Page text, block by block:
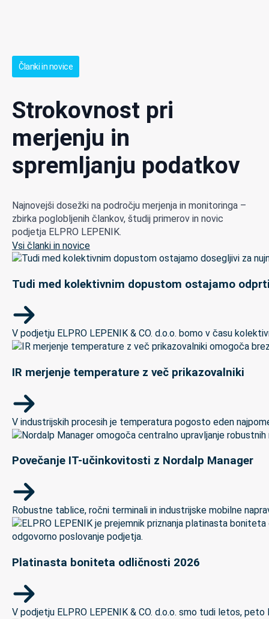
Članki in novice
Strokovnost pri
merjenju in
spremljanju podatkov
Najnovejši dosežki na področju merjenja in monitoringa –
zbirka poglobljenih člankov, študij primerov in novic
podjetja ELPRO LEPENIK.
Vsi članki in novice
Tudi med kolektivnim dopustom ostajamo
V podjetju ELPRO LEPENIK & CO. d.o.o. bomo v času
IR merjenje temperature z več prikazovalniki
V industrijskih procesih je temperatura pogosto eden
Povečanje IT-učinkovitosti z Nordalp Manager
Robustne tablice, ročni terminali in industrijske mobilne
Platinasta boniteta odličnosti 2026
V podjetju ELPRO LEPENIK & CO. d.o.o. smo tudi letos,